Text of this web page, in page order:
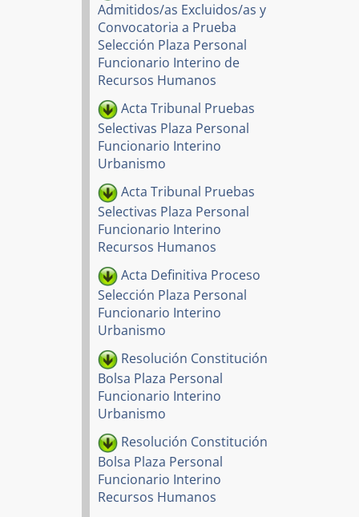
Admitidos/as Excluidos/as y
Convocatoria a Prueba
Selección Plaza Personal
Funcionario Interino de
Recursos Humanos
Acta Tribunal Pruebas
Selectivas Plaza Personal
Funcionario Interino
Urbanismo
Acta Tribunal Pruebas
Selectivas Plaza Personal
Funcionario Interino
Recursos Humanos
Acta Definitiva Proceso
Selección Plaza Personal
Funcionario Interino
Urbanismo
Resolución Constitución
Bolsa Plaza Personal
Funcionario Interino
Urbanismo
Resolución Constitución
Bolsa Plaza Personal
Funcionario Interino
Recursos Humanos